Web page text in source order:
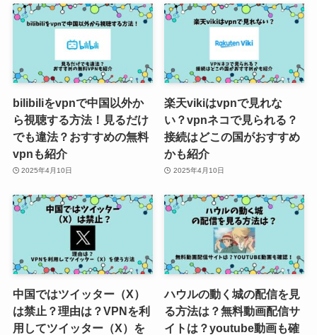
bilibiliをvpnで中国以外か
ら視聴する方法！見るだけ
でも違法？おすすめの無料
vpnも紹介
2025年4月10日
楽天vikiはvpnで見れな
い？vpnネコで見られる？
接続はどこの国がおすすめ
かも紹介
2025年4月10日
中国ではツイッター（X）
は禁止？理由は？VPNを利
用してツイッター（X）を
ハウルの動く城の配信を見
る方法は？無料動画配信サ
イトは？youtube動画も確